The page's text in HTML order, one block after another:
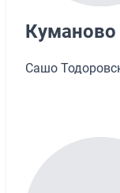
Куманово
Сашо